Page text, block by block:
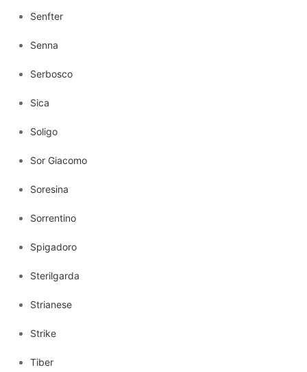
Senfter
Senna
Serbosco
Sica
Soligo
Sor Giacomo
Soresina
Sorrentino
Spigadoro
Sterilgarda
Strianese
Strike
Tiber